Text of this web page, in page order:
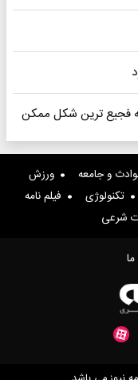
فجیع ترین شکل ممکن
و جامعه
ورزش
تکنولوژی
فیلم نامه
شرعی
ما